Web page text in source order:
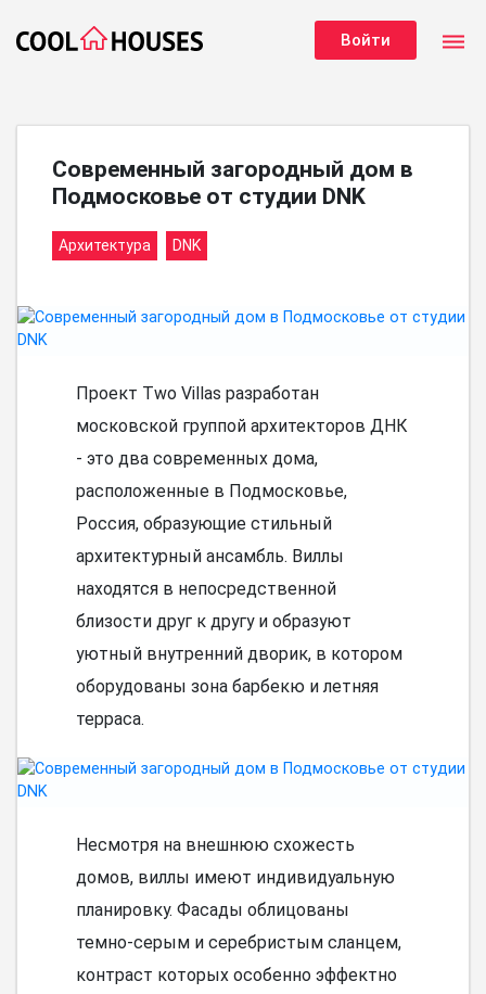
Войти dehaze
Современный загородный дом в
Подмосковье от студии DNK
Архитектура DNK
Проект Two Villas разработан
московской группой архитекторов ДНК
- это два современных дома,
расположенные в Подмосковье,
Россия, образующие стильный
архитектурный ансамбль. Виллы
находятся в непосредственной
близости друг к другу и образуют
уютный внутренний дворик, в котором
оборудованы зона барбекю и летняя
терраса.
Несмотря на внешнюю схожесть
домов, виллы имеют индивидуальную
планировку. Фасады облицованы
темно-серым и серебристым сланцем,
контраст которых особенно эффектно